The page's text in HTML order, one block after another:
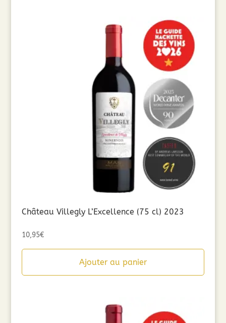
Château Villegly L’Excellence (75 cl) 2023
10,95€
Ajouter au panier